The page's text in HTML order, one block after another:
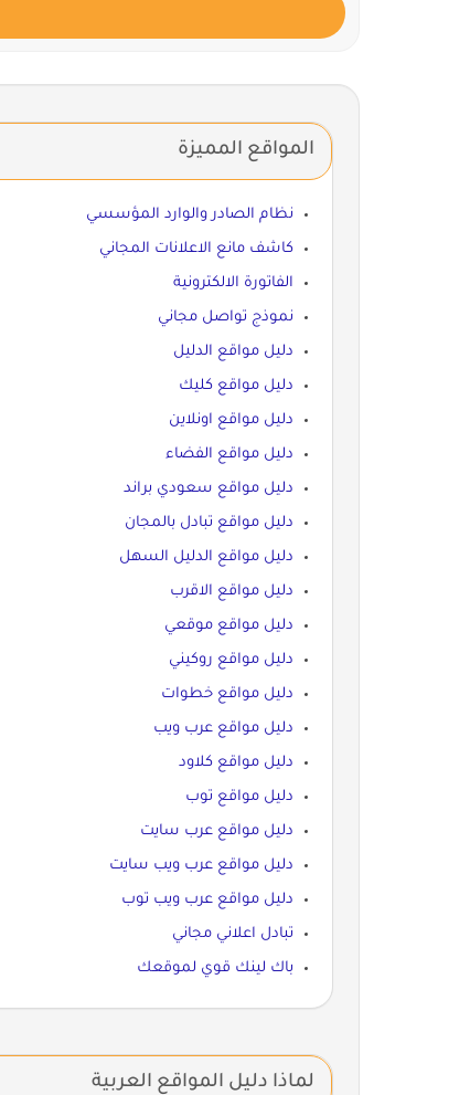
المواقع المميزة
نظام الصادر والوارد المؤسسي
كاشف مانع الاعلانات المجاني
الفاتورة الالكترونية
نموذج تواصل مجاني
دليل مواقع الدليل
دليل مواقع كليك
دليل مواقع اونلاين
دليل مواقع الفضاء
دليل مواقع سعودي براند
دليل مواقع تبادل بالمجان
دليل مواقع الدليل السهل
دليل مواقع الاقرب
دليل مواقع موقعي
دليل مواقع روكيني
دليل مواقع خطوات
دليل مواقع عرب ويب
دليل مواقع كلاود
دليل مواقع توب
دليل مواقع عرب سايت
دليل مواقع عرب ويب سايت
دليل مواقع عرب ويب توب
تبادل اعلاني مجاني
باك لينك قوي لموقعك
لماذا دليل المواقع العربية